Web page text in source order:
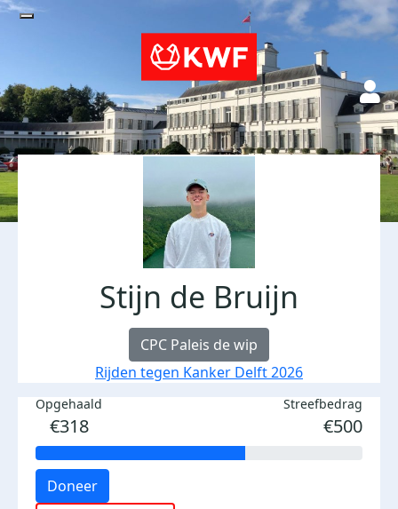
Stijn de Bruijn
CPC Paleis de wip
Rijden tegen Kanker Delft 2026
Opgehaald
€318
Streefbedrag
€500
Doneer